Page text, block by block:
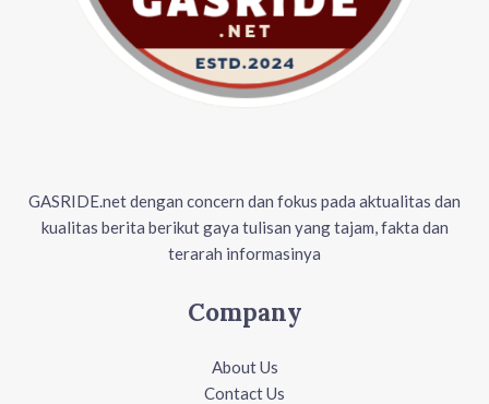
GASRIDE.net dengan concern dan fokus pada aktualitas dan
kualitas berita berikut gaya tulisan yang tajam, fakta dan
terarah informasinya
Company
About Us
Contact Us